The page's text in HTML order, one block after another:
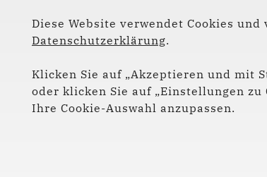
Diese Website verwendet Cookies
Datenschutzerklärung.
Klicken Sie auf „Akzeptieren und mit
oder klicken Sie auf „Einstellungen
Ihre Cookie-Auswahl anzupassen.